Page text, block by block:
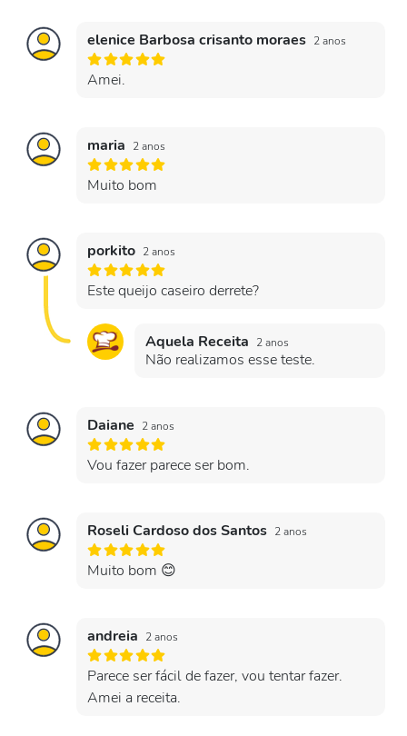
elenice Barbosa crisanto moraes 2 anos
Amei.
maria 2 anos
Muito bom
porkito 2 anos
Este queijo caseiro derrete?
Aquela Receita 2 anos
Não realizamos esse teste.
Daiane 2 anos
Vou fazer parece ser bom.
Roseli Cardoso dos Santos 2 anos
Muito bom 😊
andreia 2 anos
Parece ser fácil de fazer, vou tentar fazer.
Amei a receita.